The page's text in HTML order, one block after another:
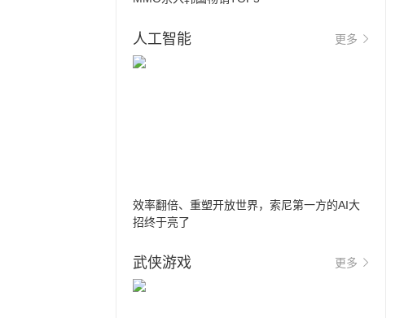
人工智能 更多
效率翻倍、重塑开放世界，索尼第一方的AI大
招终于亮了
武侠游戏 更多